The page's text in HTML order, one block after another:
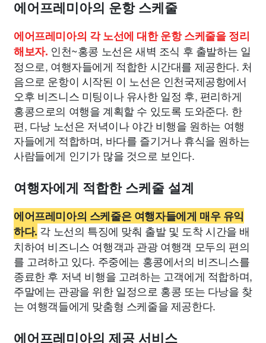
에어프레미아의 운항 스케줄
에어프레미아의 각 노선에 대한 운항 스케줄을 정리
해보자. 인천~홍콩 노선은 새벽 조식 후 출발하는 일
정으로, 여행자들에게 적합한 시간대를 제공한다. 처
음으로 운항이 시작된 이 노선은 인천국제공항에서
오후 비즈니스 미팅이나 유사한 일정 후, 편리하게
홍콩으로의 여행을 계획할 수 있도록 도와준다. 한
편, 다낭 노선은 저녁이나 야간 비행을 원하는 여행
자들에게 적합하며, 바다를 즐기거나 휴식을 원하는
사람들에게 인기가 많을 것으로 보인다.
여행자에게 적합한 스케줄 설계
에어프레미아의 스케줄은 여행자들에게 매우 유익
하다. 각 노선의 특징에 맞춰 출발 및 도착 시간을 배
치하여 비즈니스 여행객과 관광 여행객 모두의 편의
를 고려하고 있다. 주중에는 홍콩에서의 비즈니스를
종료한 후 저녁 비행을 고려하는 고객에게 적합하며,
주말에는 관광을 위한 일정으로 홍콩 또는 다낭을 찾
는 여행객들에게 맞춤형 스케줄을 제공한다.
에어프레미아의 제공 서비스